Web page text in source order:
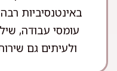
באינטנסיביות
עומסי עבודה,
ולעיתים גם